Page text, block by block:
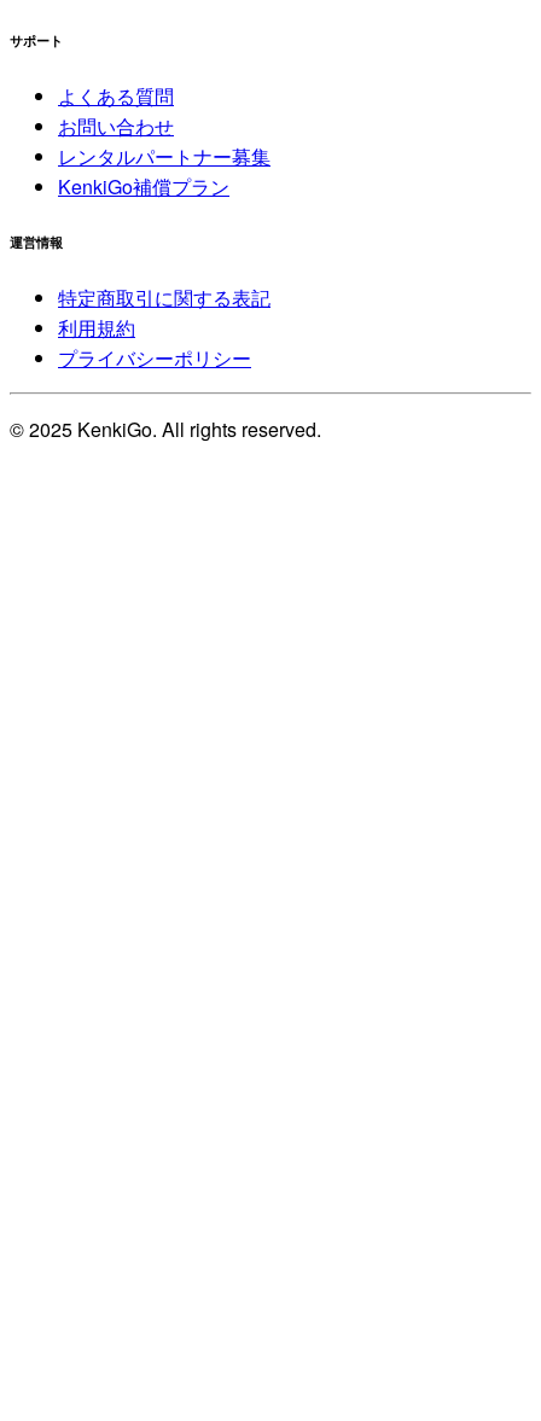
サポート
よくある質問
お問い合わせ
レンタルパートナー募集
KenkiGo補償プラン
運営情報
特定商取引に関する表記
利用規約
プライバシーポリシー
© 2025 KenkiGo. All rights reserved.